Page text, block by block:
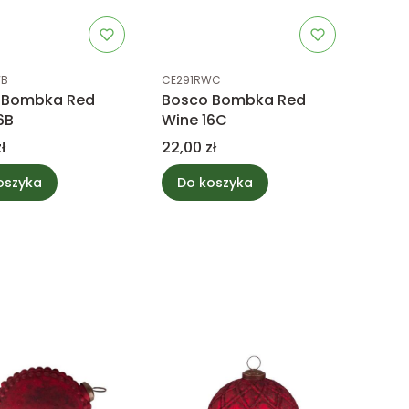
Red
Kod produktu
CE291RWC
Bosco Bombka Red
Wine 16C
Cena
22,00 zł
Do koszyka